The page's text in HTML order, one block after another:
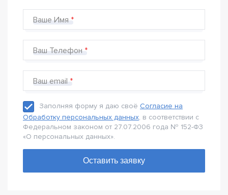
Ваше Имя
Ваш Телефон
Ваш email
Заполняя форму я даю своё Согласие на
Обработку персональных данных, в соответствии с
Федеральном законом от 27.07.2006 года № 152-Ф3
«О персональных данных».